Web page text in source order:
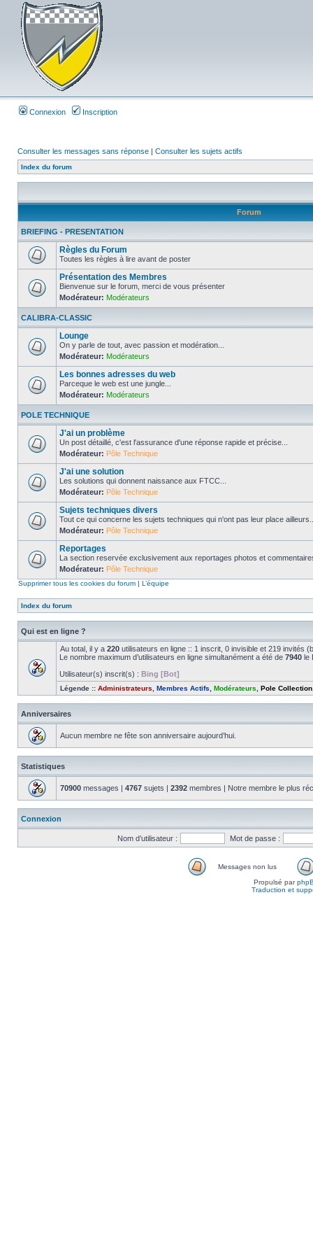
Connexion Inscription
Consulter les messages sans réponse | Consulter les sujets actifs
Index du forum
Forum
BRIEFING - PRESENTATION
Règles du Forum
Toutes les règles à lire avant de poster
Présentation des Membres
Bienvenue sur le forum, merci de vous présenter
Modérateur: Modérateurs
CALIBRA-CLASSIC
Lounge
On y parle de tout, avec passion et modération...
Modérateur: Modérateurs
Les bonnes adresses du web
Parceque le web est une jungle...
Modérateur: Modérateurs
POLE TECHNIQUE
J'ai un problème
Un post détaillé, c'est l'assurance d'une réponse rapide et précise...
Modérateur: Pôle Technique
J'ai une solution
Les solutions qui donnent naissance aux FTCC...
Modérateur: Pôle Technique
Sujets techniques divers
Tout ce qui concerne les sujets techniques qui n'ont pas leur place
Modérateur: Pôle Technique
Reportages
La section reservée exclusivement aux reportages photos et
Modérateur: Pôle Technique
Supprimer tous les cookies du forum | L’équipe
Index du forum
Qui est en ligne ?
Au total, il y a 220 utilisateurs en ligne :: 1 inscrit, 0 invisible et 219 invités
Le nombre maximum d’utilisateurs en ligne simultanément a été de 7940 le
Utilisateur(s) inscrit(s) : Bing [Bot]
Légende :: Administrateurs Membres Actifs Modérateurs Pole Collection
Anniversaires
Aucun membre ne fête son anniversaire aujourd’hui.
Statistiques
70900 messages | 4767 sujets | 2392 membres | Notre membre le plus
Connexion
Nom d’utilisateur : Mot de passe :
Messages non lus
Propulsé par
Traduction et